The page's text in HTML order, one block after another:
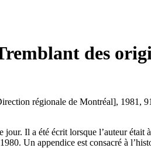
des
régionale de Montréal], 1981,
Il a été écrit lorsque l’auteur
Un appendice est consacré à